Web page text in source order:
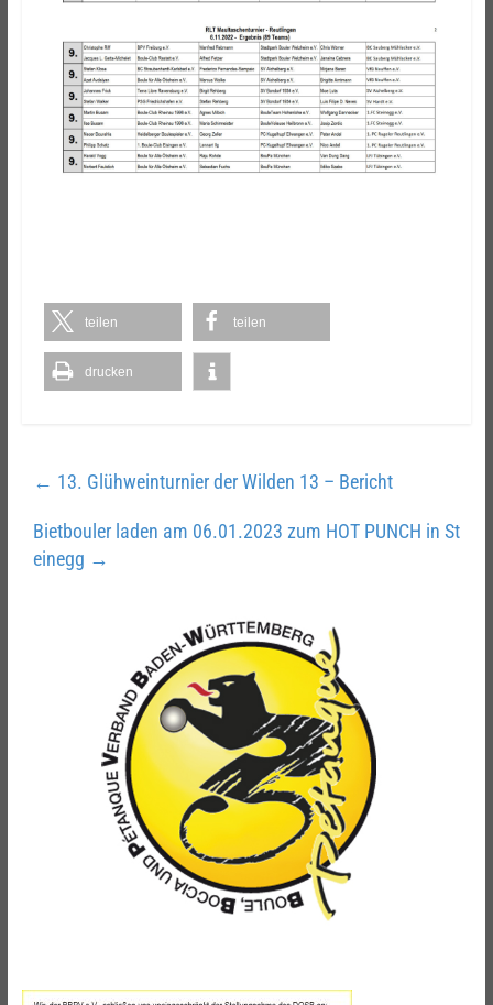
teilen teilen
drucken
← 13. Glühweinturnier der Wilden 13 – Bericht
Bietbouler laden am 06.01.2023 zum HOT PUNCH in St
einegg →